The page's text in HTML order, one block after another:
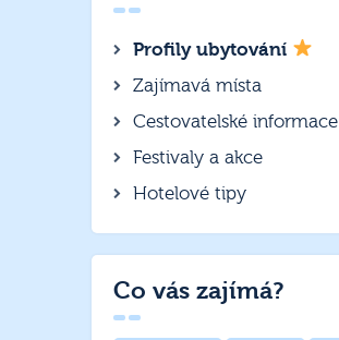
Profily ubytování
Zajímavá místa
Cestovatelské informace
Festivaly a akce
Hotelové tipy
Co vás zajímá?